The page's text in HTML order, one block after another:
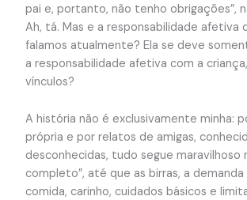
pai e, portanto, não tenho obrigações”,
Ah, tá. Mas e a responsabilidade afetiva
falamos atualmente? Ela se deve
a responsabilidade afetiva com a
vínculos?
A história não é exclusivamente minha:
própria e por relatos de amigas,
desconhecidas, tudo segue maravilhoso
completo”, até que as birras, a
comida, carinho, cuidados básicos e